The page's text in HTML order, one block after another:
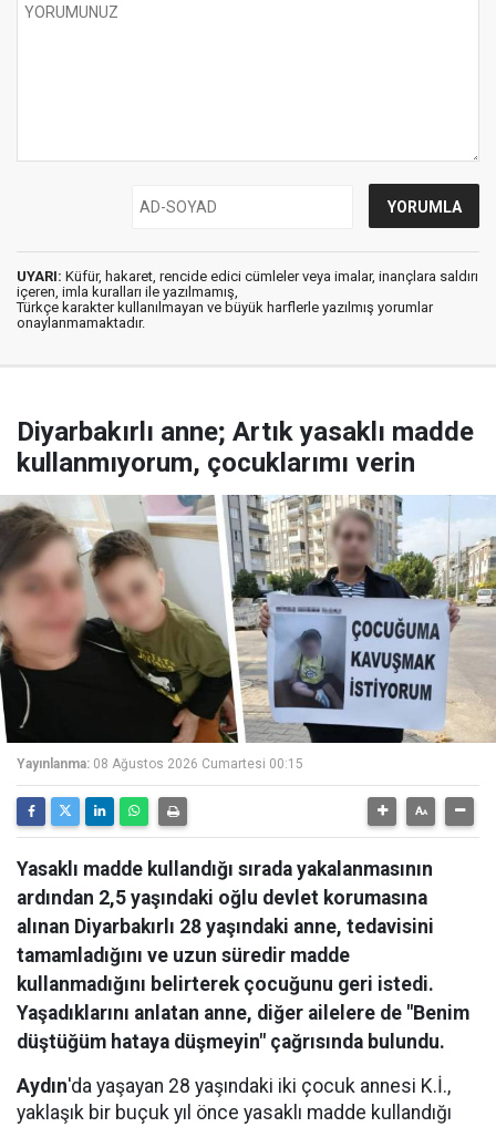
UYARI: Küfür, hakaret, rencide edici cümleler veya imalar, inançlara saldırı
içeren, imla kuralları ile yazılmamış,
Türkçe karakter kullanılmayan ve büyük harflerle yazılmış yorumlar
onaylanmamaktadır.
Diyarbakırlı anne; Artık yasaklı madde
kullanmıyorum, çocuklarımı verin
Yayınlanma: 08 Ağustos 2026 Cumartesi 00:15
Yasaklı madde kullandığı sırada yakalanmasının
ardından 2,5 yaşındaki oğlu devlet korumasına
alınan Diyarbakırlı 28 yaşındaki anne, tedavisini
tamamladığını ve uzun süredir madde
kullanmadığını belirterek çocuğunu geri istedi.
Yaşadıklarını anlatan anne, diğer ailelere de "Benim
düştüğüm hataya düşmeyin" çağrısında bulundu.
Aydın'da yaşayan 28 yaşındaki iki çocuk annesi K.İ.,
yaklaşık bir buçuk yıl önce yasaklı madde kullandığı